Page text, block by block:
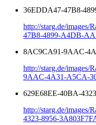
36EDDA47-47B8-
http://starg.de/images/
47B8-4899-A4DB-
8AC9CA91-9AAC-
http://starg.de/images/
9AAC-4A31-A5CA-
629E68EE-40BA-
http://starg.de/images/
4323-8956-